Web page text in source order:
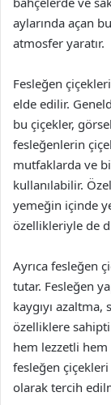
aylarında açan
atmosfer yaratır.
Fesleğen
elde edilir.
bu çiçekler,
fesleğenlerin
mutfaklarda ve
kullanılabilir.
yemeğin içinde
özellikleriyle de
Ayrıca fesleğen
tutar. Fesleğen
kaygıyı
özelliklere
hem lezzetli hem
fesleğen
olarak tercih